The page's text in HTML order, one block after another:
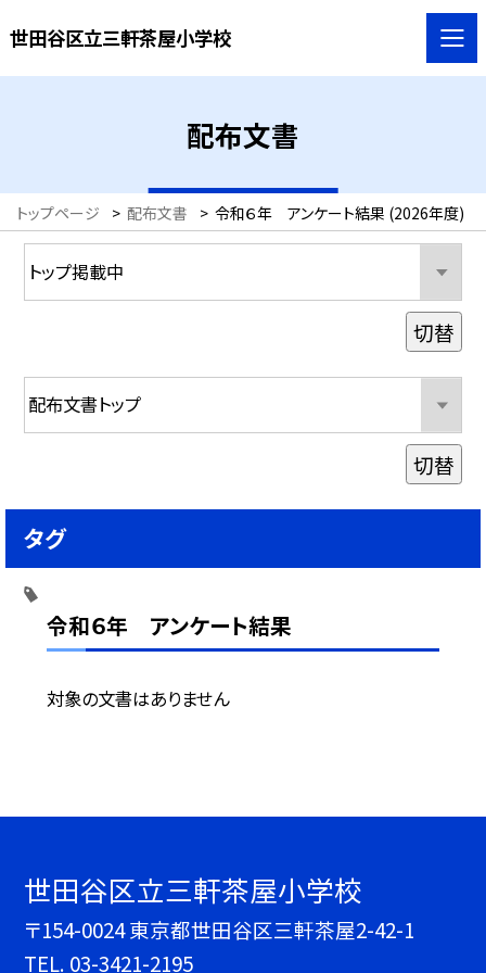
世田谷区立三軒茶屋小学校
配布文書
トップページ > 配布文書 > 令和６年 アンケート結果 (2026年度)
令和６年 アンケート結果
対象の文書はありません
切替
切替
タグ
世田谷区立三軒茶屋小学校
〒154-0024 東京都世田谷区三軒茶屋2-42-1
TEL. 03-3421-2195